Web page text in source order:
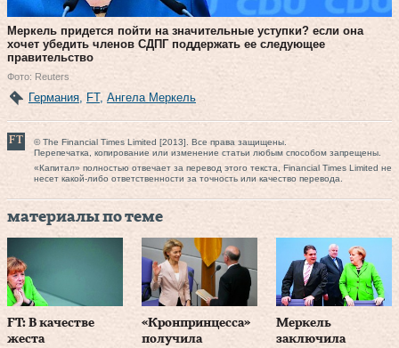
Меркель придется пойти на значительные уступки? если она
хочет убедить членов СДПГ поддержать ее следующее
правительство
Фото: Reuters
Германия FT, Ангела Меркель
© The Financial Times Limited [2013]. Все права защищены.
Перепечатка, копирование или изменение статьи любым способом запрещены.
«Капитал» полностью отвечает за перевод этого текста, Financial Times Limited не
несет какой-либо ответственности за точность или качество перевода.
материалы по теме
FT: В качестве
жеста
«Кронпринцесса»
получила
Меркель
заключила